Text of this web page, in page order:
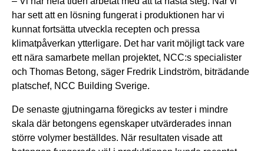
har sett att en lösning fungerat i produktionen har vi
kunnat fortsätta utveckla recepten och pressa
klimatpåverkan ytterligare. Det har varit möjligt tack vare
ett nära samarbete mellan projektet, NCC:s specialister
och Thomas Betong, säger Fredrik Lindström, biträdande
platschef, NCC Building Sverige.
De senaste gjutningarna föregicks av tester i mindre
skala där betongens egenskaper utvärderades innan
större volymer beställdes. När resultaten visade att